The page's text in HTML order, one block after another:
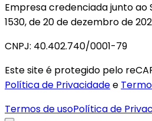
Empresa credenciada junto ao
1530, de 20 de dezembro de
CNPJ: 40.402.740/0001-79
Este site é protegido pelo
Política de Privacidadee
Termos de usoPolítica de